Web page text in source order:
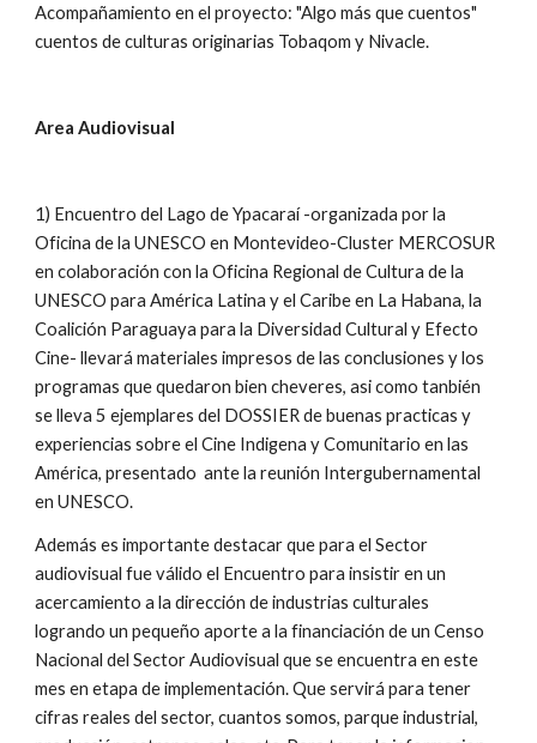
Acompañamiento en el proyecto: "Algo más que cuentos"
cuentos de culturas originarias Tobaqom y Nivacle.
Area Audiovisual
1) Encuentro del Lago de Ypacaraí -organizada por la
Oficina de la UNESCO en Montevideo-Cluster MERCOSUR
en colaboración con la Oficina Regional de Cultura de la
UNESCO para América Latina y el Caribe en La Habana, la
Coalición Paraguaya para la Diversidad Cultural y Efecto
Cine- llevará materiales impresos de las conclusiones y los
programas que quedaron bien cheveres, asi como tanbién
se lleva 5 ejemplares del DOSSIER de buenas practicas y
experiencias sobre el Cine Indigena y Comunitario en las
América, presentado  ante la reunión Intergubernamental
en UNESCO.
Además es importante destacar que para el Sector
audiovisual fue válido el Encuentro para insistir en un
acercamiento a la dirección de industrias culturales
logrando un pequeño aporte a la financiación de un Censo
Nacional del Sector Audiovisual que se encuentra en este
mes en etapa de implementación. Que servirá para tener
cifras reales del sector, cuantos somos, parque industrial,